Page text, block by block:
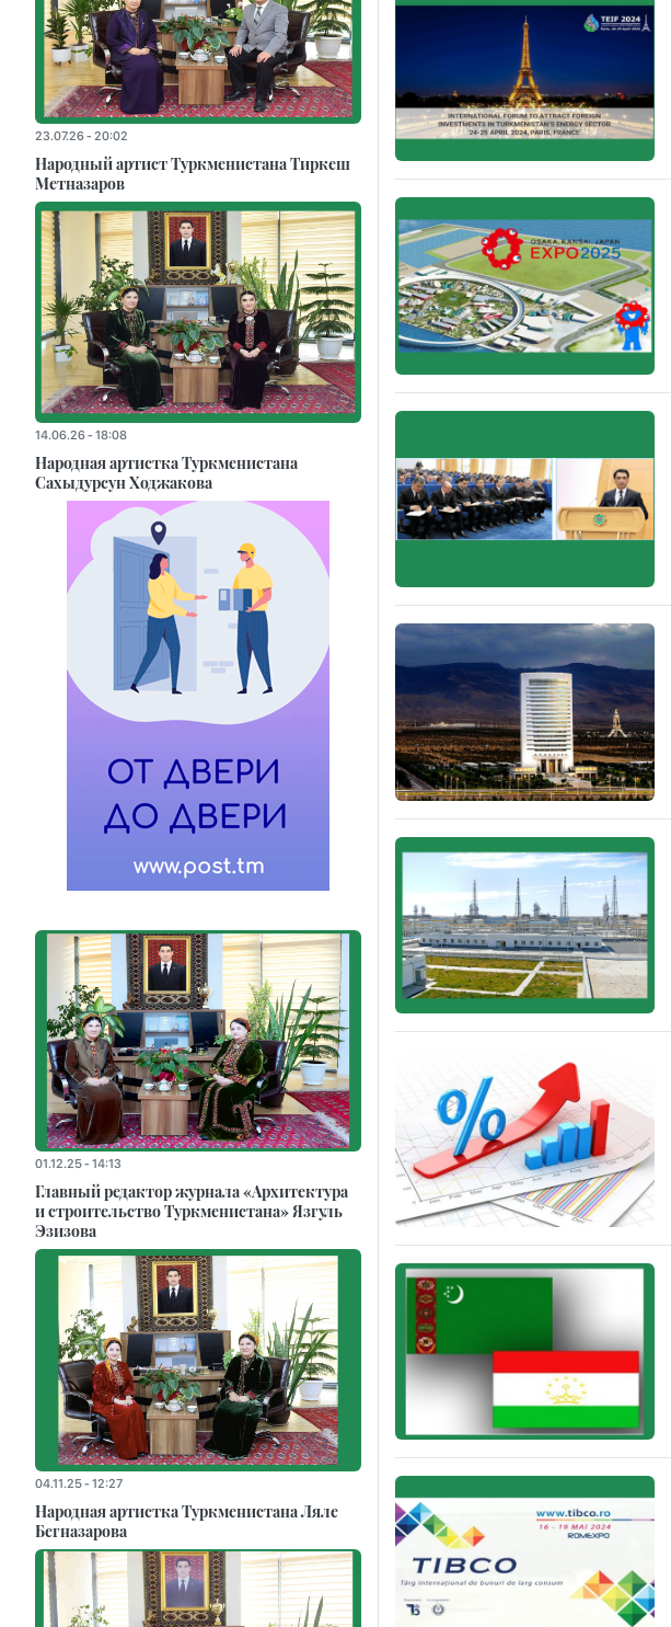
23.07.26 - 20:02
Народный артист Туркменистана Тиркеш
Мeтназаров
14.06.26 - 18:08
Народная артистка Туркменистана
Сахыдурсун Ходжакова
01.12.25 - 14:13
Главный редактор журнала «Архитектура
и строительство Туркменистана» Язгуль
Эзизова
04.11.25 - 12:27
Народная артистка Туркменистана Ляле
Бегназарова